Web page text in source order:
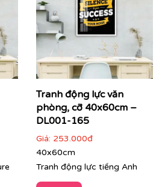
động lực theo yêu cầu cho
khách hàng
bật tại Printek:
slogan:Những câu nói truyền
điệp kinh doanh cốt lõi được
typography hiện đại, mạnh mẽ.
để thúc đẩy tinh thần làm
nhắc nhở nhân viên về mục tiêu
Tranh động lực văn
phòng, cỡ 40x60cm –
DL001-165
Giá: 253.000đ
40x60cm
Tranh động lực tiếng Anh